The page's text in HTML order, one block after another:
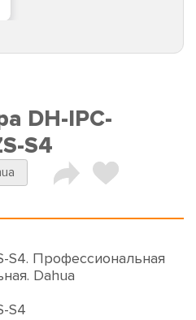
DH-IPC-
S4
S4. Профессиональная
Dahua
S4